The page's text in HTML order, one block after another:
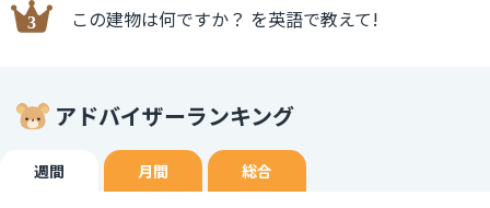
この建物は何ですか？ を英語で教えて!
アドバイザーランキング
週間 月間 総合